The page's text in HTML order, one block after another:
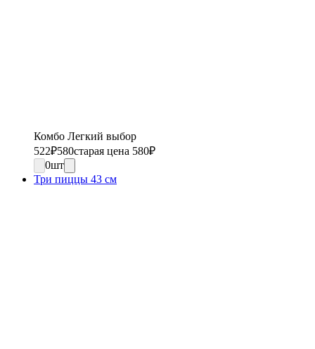
Комбо Легкий выбор
522₽580старая цена 580₽
0шт
Три пиццы 43 см